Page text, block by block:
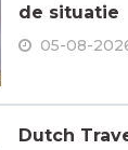
de situatie
05-08-
Dutch